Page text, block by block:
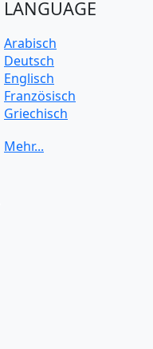
LANGUAGE
Arabisch
Deutsch
Englisch
Französisch
Griechisch
Japanisch